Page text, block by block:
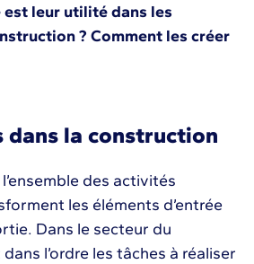
leur utilité dans les
? Comment les créer
dans la construction
des activités
les éléments d’entrée
Dans le secteur du
l’ordre les tâches à réaliser